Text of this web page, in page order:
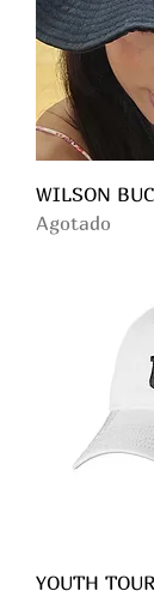
WILSON
Agotado
YOUTH